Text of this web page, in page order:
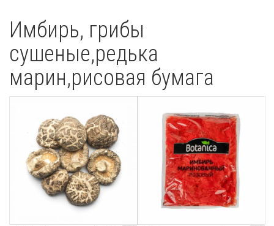
Имбирь, грибы
сушеные,редька
марин,рисовая бумага